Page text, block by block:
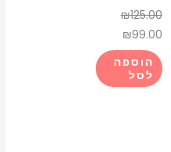
₪125.00
₪99.00
הוספה
לסל